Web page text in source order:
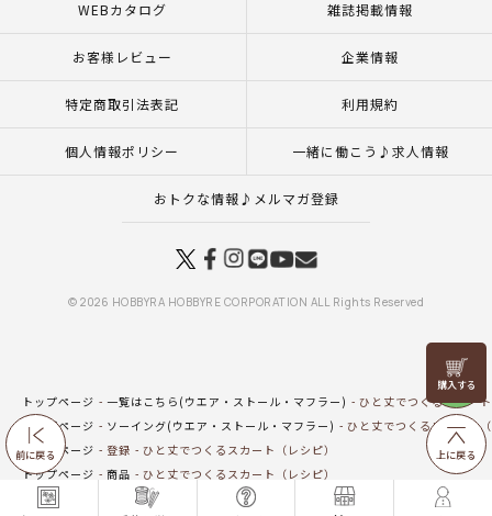
前に戻る
リリヤン
フェア
上に戻る
WEBカタログ 雑誌掲載情報
お客様レビュー 企業情報
特定商取引法表記 利用規約
個人情報ポリシー 一緒に働こう♪求人情報
おトクな情報♪メルマガ登録
© 2026 HOBBYRA HOBBYRE CORPORATION ALL Rights Reserved
トップページ 一覧はこちら(ウエア・ストール・マフラー)
ひと丈でつくるスカー
トップページ
ソーイング(ウエア・ストール・マフラー)
ひと丈でつくるスカート
トップページ
登録
ひと丈でつくるスカート（レシピ）
トップページ
商品
ひと丈でつくるスカート（レシピ）
トップページ
カテゴリー アートコレクション
ひと丈でつくるスカート（レシピ）